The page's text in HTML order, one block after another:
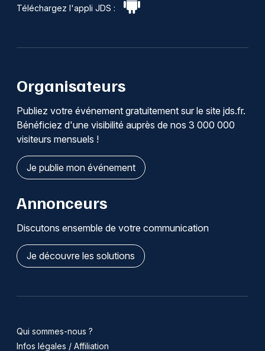
Téléchargez l'appli JDS :
Organisateurs
Publiez votre événement gratuitement sur le site jds.fr.
Bénéficiez d'une visibilité auprès de nos 3 000 000
visiteurs mensuels !
Je publie mon événement
Annonceurs
Discutons ensemble de votre communication
Je découvre les solutions
Qui sommes-nous ?
Infos légales / Affiliation